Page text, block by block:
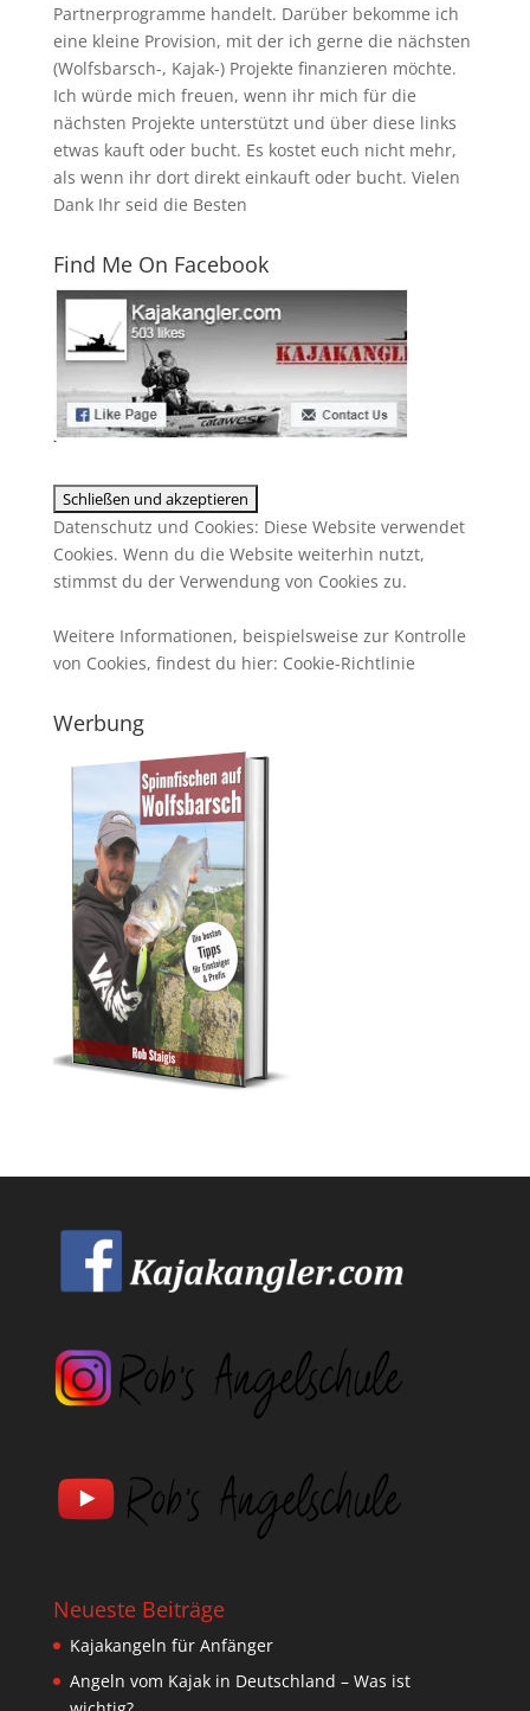
Partnerprogramme handelt. Darüber bekomme ich
eine kleine Provision, mit der ich gerne die nächsten
(Wolfsbarsch-, Kajak-) Projekte finanzieren möchte.
Ich würde mich freuen, wenn ihr mich für die
nächsten Projekte unterstützt und über diese links
etwas kauft oder bucht. Es kostet euch nicht mehr,
als wenn ihr dort direkt einkauft oder bucht. Vielen
Dank Ihr seid die Besten
Find Me On Facebook
Datenschutz und Cookies: Diese Website verwendet
Cookies. Wenn du die Website weiterhin nutzt,
stimmst du der Verwendung von Cookies zu.
Weitere Informationen, beispielsweise zur Kontrolle
von Cookies, findest du hier: Cookie-Richtlinie
Werbung
Neueste Beiträge
Kajakangeln für Anfänger
Angeln vom Kajak in Deutschland – Was ist